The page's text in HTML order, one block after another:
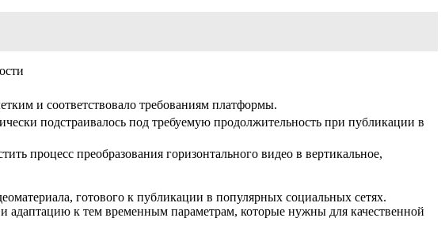
и соответствовало требованиям платформы.
подстраивалось под требуемую продолжительность при публикации в
процесс преобразования горизонтального видео в вертикальное,
готового к публикации в популярных социальных сетях.
адаптацию к тем временным параметрам, которые нужны для качественной